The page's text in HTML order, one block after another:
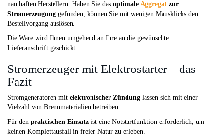
namhaften Herstellern. Haben Sie das optimale Aggregat zur
Stromerzeugung gefunden, können Sie mit wenigen Mausklicks den
Bestellvorgang auslösen.
Die Ware wird Ihnen umgehend an Ihre an die gewünschte
Lieferanschrift geschickt.
Stromerzeuger mit Elektrostarter – das
Fazit
Stromgeneratoren mit elektronischer Zündung lassen sich mit einer
Vielzahl von Brennmaterialien betreiben.
Für den praktischen Einsatz ist eine Notstartfunktion erforderlich, um
keinen Komplettausfall in freier Natur zu erleben.